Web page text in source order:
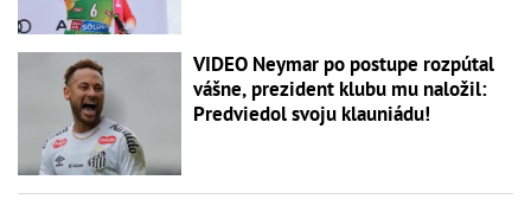
VIDEO Neymar po postupe rozpútal
vášne, prezident klubu mu naložil:
Predviedol svoju klauniádu!